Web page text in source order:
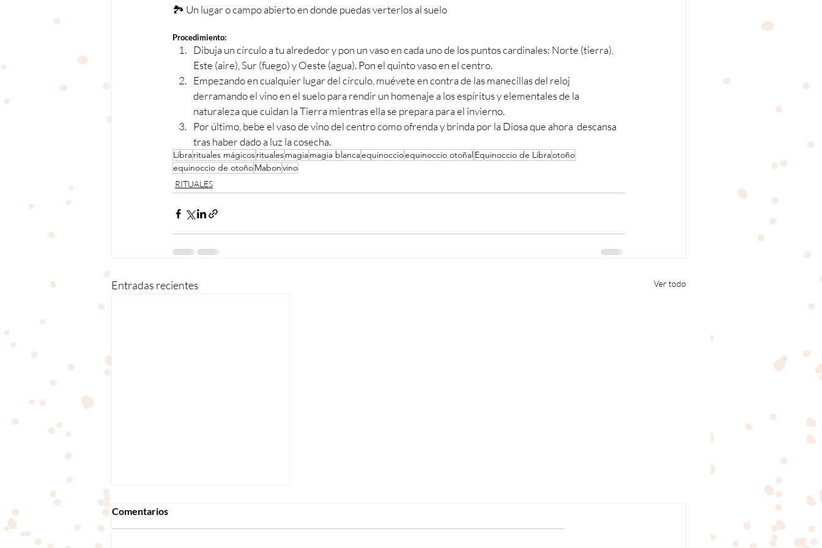
🏞 Un lugar o campo abierto en donde puedas verterlos al suelo
Procedimiento:
Dibuja un círculo a tu alrededor y pon un vaso en cada uno de los puntos cardinales: Norte (tierra),
Este (aire), Sur (fuego) y Oeste (agua). Pon el quinto vaso en el centro.
Empezando en cualquier lugar del círculo, muévete en contra de las manecillas del reloj
derramando el vino en el suelo para rendir un homenaje a los espíritus y elementales de la
naturaleza que cuidan la Tierra mientras ella se prepara para el invierno.
Por último, bebe el vaso de vino del centro como ofrenda y brinda por la Diosa que ahora  descansa
tras haber dado a luz la cosecha.
Librarituales mágicosritualesmagiamagia blancaequinoccioequinoccio otoñalEquinoccio de Libraotoño
equinoccio de otoñoMabonvino
RITUALES
Entradas recientes Ver todo
Comentarios